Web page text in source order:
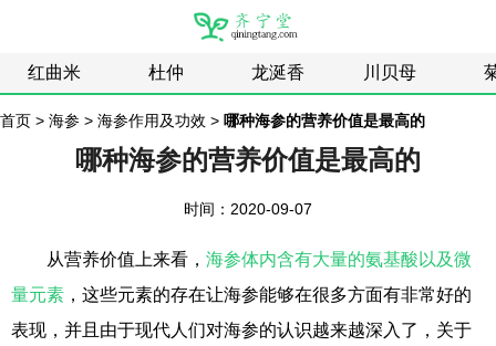
红曲米 杜仲 龙涎香 川贝母
首页 > 海参 > 海参作用及功效 > 哪种海参的营养价值是最高的
哪种海参的营养价值是最高的
时间：2020-09-07
从营养价值上来看， 海参体内含有大量的氨基酸以及微
量元素 ，这些元素的存在让海参能够在很多方面有非常好的
表现，并且由于现代人们对海参的认识越来越深入了，关于